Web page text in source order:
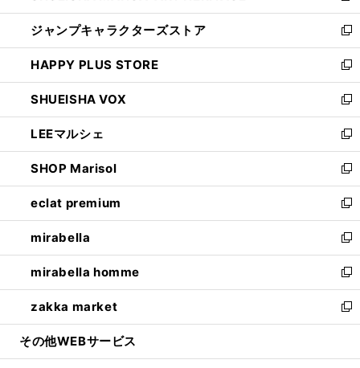
開
く
ウ
ィ
ン
ド
ウ
で
開
く
し
い
ウ
ィ
ン
ド
ウ
で
開
く
ジャンプキャラクターズストア
新
し
い
ウ
ィ
ン
ド
ウ
で
開
く
HAPPY PLUS STORE
新
し
い
ウ
ィ
ン
ド
ウ
で
開
く
SHUEISHA VOX
新
し
い
ウ
ィ
ン
ド
ウ
で
開
く
LEEマルシェ
新
し
い
ウ
ィ
ン
ド
ウ
で
開
く
SHOP Marisol
新
し
い
ウ
ィ
ン
ド
ウ
で
開
eclat premium
新
し
い
ウ
ィ
ン
ド
ウ
開
mirabella
新
し
い
ウ
ィ
ン
ウ
mirabella homme
新
し
い
ウ
ン
zakka market
新
し
ウ
その他WEBサービス